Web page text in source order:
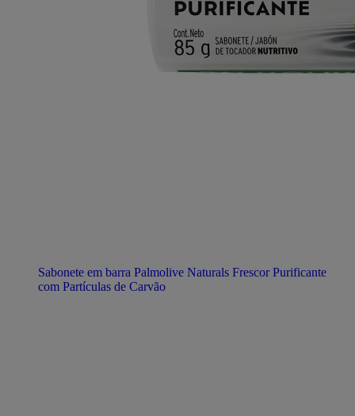
Sabonete em barra Palmolive Naturals Frescor Purificante
com Partículas de Carvão